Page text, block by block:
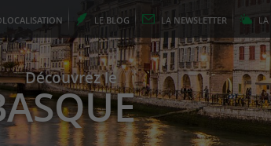
LOCALISATION LE BLOG LA NEWSLETTER LA
Découvrez le